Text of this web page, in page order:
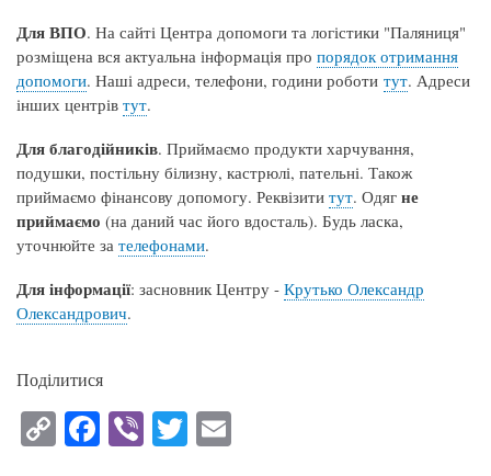
Для ВПО. На сайті Центра допомоги та логістики "Паляниця"
розміщена вся актуальна інформація про порядок отримання
допомоги. Наші адреси, телефони, години роботи тут. Адреси
інших центрів тут.
Для благодійників. Приймаємо продукти харчування,
подушки, постільну білизну, кастрюлі, пательні. Також
приймаємо фінансову допомогу. Реквізити тут. Одяг не
приймаємо (на даний час його вдосталь). Будь ласка,
уточнюйте за телефонами.
Дляінформації: засновник Центру - Крутько Олександр
Олександрович.
Поділитися
C
op
Fa
ce
Vi
be
T
wi